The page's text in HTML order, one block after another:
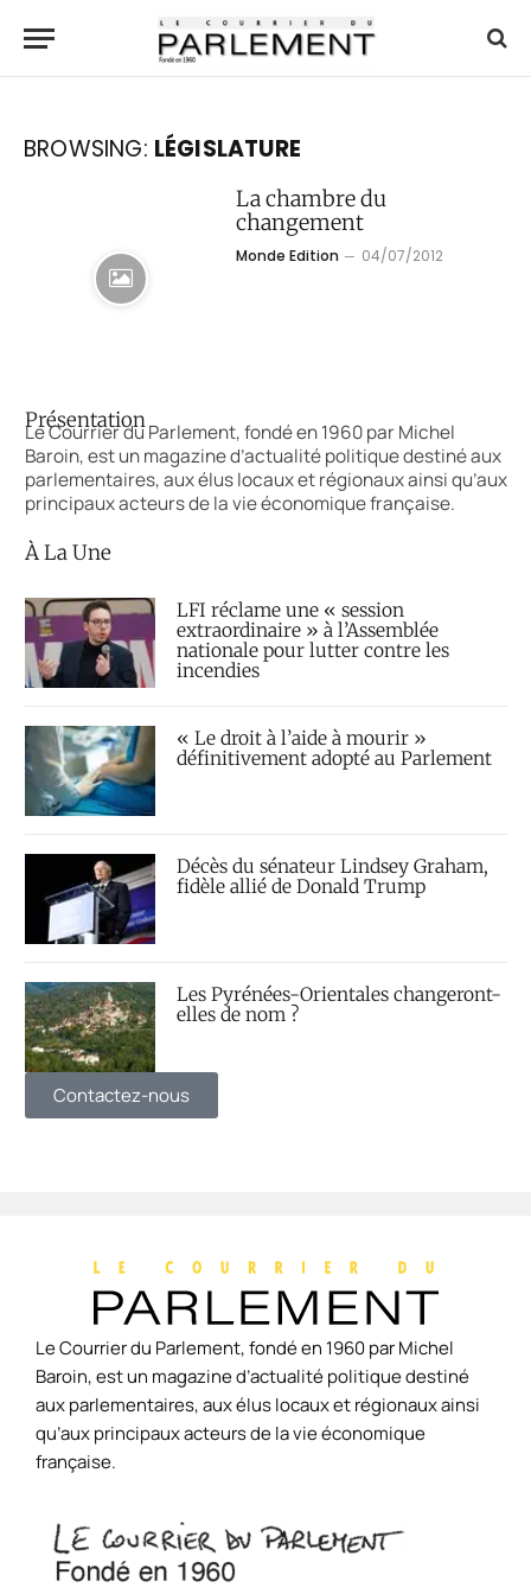
BROWSING: LÉGISLATURE
La chambre du
changement
Monde Edition 04/07/2012
Présentation
Le Courrier du Parlement, fondé en 1960 par Michel
Baroin, est un magazine d’actualité politique destiné aux
parlementaires, aux élus locaux et régionaux ainsi qu’aux
principaux acteurs de la vie économique française.
À La Une
LFI réclame une « session
extraordinaire » à l’Assemblée
nationale pour lutter contre les
incendies
« Le droit à l’aide à mourir »
définitivement adopté au Parlement
Décès du sénateur Lindsey Graham,
fidèle allié de Donald Trump
Les Pyrénées-Orientales changeront-
elles de nom ?
Contactez-nous
Le Courrier du Parlement, fondé en 1960 par Michel
Baroin, est un magazine d’actualité politique destiné
aux parlementaires, aux élus locaux et régionaux ainsi
qu’aux principaux acteurs de la vie économique
française.